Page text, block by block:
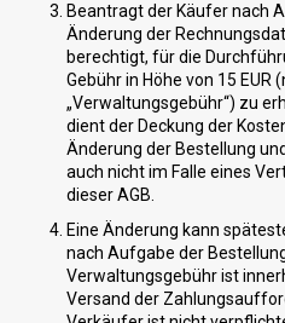
Beantragt der Käufer nach
Änderung der
berechtigt, für die
Gebühr in Höhe von 15 EUR
„Verwaltungsgebühr“) zu
dient der Deckung der
Änderung der Bestellung
auch nicht im Falle eines
dieser AGB.
Eine Änderung kann
nach Aufgabe der
Verwaltungsgebühr ist
Versand der